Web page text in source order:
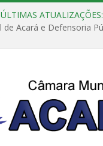
ÚLTIMAS ATUALIZAÇÕES: